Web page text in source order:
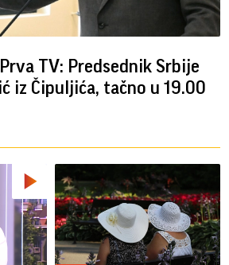
TV: Predsednik Srbije
iz Čipuljića, tačno u 19.00